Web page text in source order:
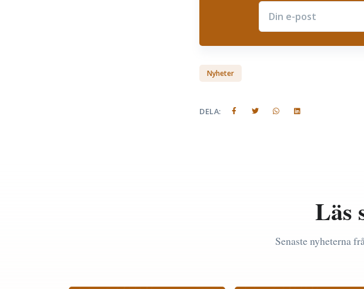
Subscribe
Nyheter
DELA:
Läs
Senaste nyheterna